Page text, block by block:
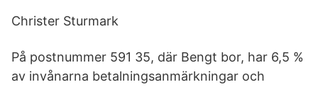
Christer Sturmark
På postnummer 591 35, där Bengt bor, har 6,5 %
av invånarna betalningsanmärkningar och